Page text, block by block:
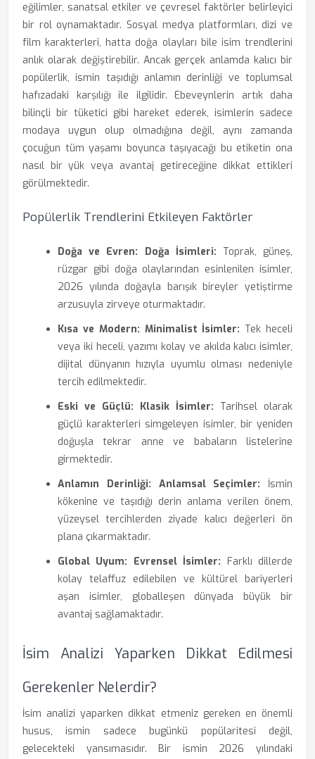
eğilimler, sanatsal etkiler ve çevresel faktörler belirleyici
bir rol oynamaktadır. Sosyal medya platformları, dizi ve
film karakterleri, hatta doğa olayları bile isim trendlerini
anlık olarak değiştirebilir. Ancak gerçek anlamda kalıcı bir
popülerlik, ismin taşıdığı anlamın derinliği ve toplumsal
hafızadaki karşılığı ile ilgilidir. Ebeveynlerin artık daha
bilinçli bir tüketici gibi hareket ederek, isimlerin sadece
modaya uygun olup olmadığına değil, aynı zamanda
çocuğun tüm yaşamı boyunca taşıyacağı bu etiketin ona
nasıl bir yük veya avantaj getireceğine dikkat ettikleri
görülmektedir.
Popülerlik Trendlerini Etkileyen Faktörler
Doğa ve Evren: Doğa İsimleri: Toprak, güneş,
rüzgar gibi doğa olaylarından esinlenilen isimler,
2026 yılında doğayla barışık bireyler yetiştirme
arzusuyla zirveye oturmaktadır.
Kısa ve Modern: Minimalist İsimler: Tek heceli
veya iki heceli, yazımı kolay ve akılda kalıcı isimler,
dijital dünyanın hızıyla uyumlu olması nedeniyle
tercih edilmektedir.
Eski ve Güçlü: Klasik İsimler: Tarihsel olarak
güçlü karakterleri simgeleyen isimler, bir yeniden
doğuşla tekrar anne ve babaların listelerine
girmektedir.
Anlamın Derinliği:
Anlamsal Seçimler: İsmin
kökenine ve taşıdığı derin anlama verilen önem,
yüzeysel tercihlerden ziyade kalıcı değerleri ön
plana çıkarmaktadır.
Global Uyum: Evrensel İsimler: Farklı dillerde
kolay telaffuz edilebilen ve kültürel bariyerleri
aşan isimler, globalleşen dünyada büyük bir
avantaj sağlamaktadır.
İsim Analizi Yaparken Dikkat Edilmesi
Gerekenler Nelerdir?
İsim analizi yaparken dikkat etmeniz gereken en önemli
husus, ismin sadece bugünkü popülaritesi değil,
gelecekteki yansımasıdır. Bir ismin 2026 yılındaki